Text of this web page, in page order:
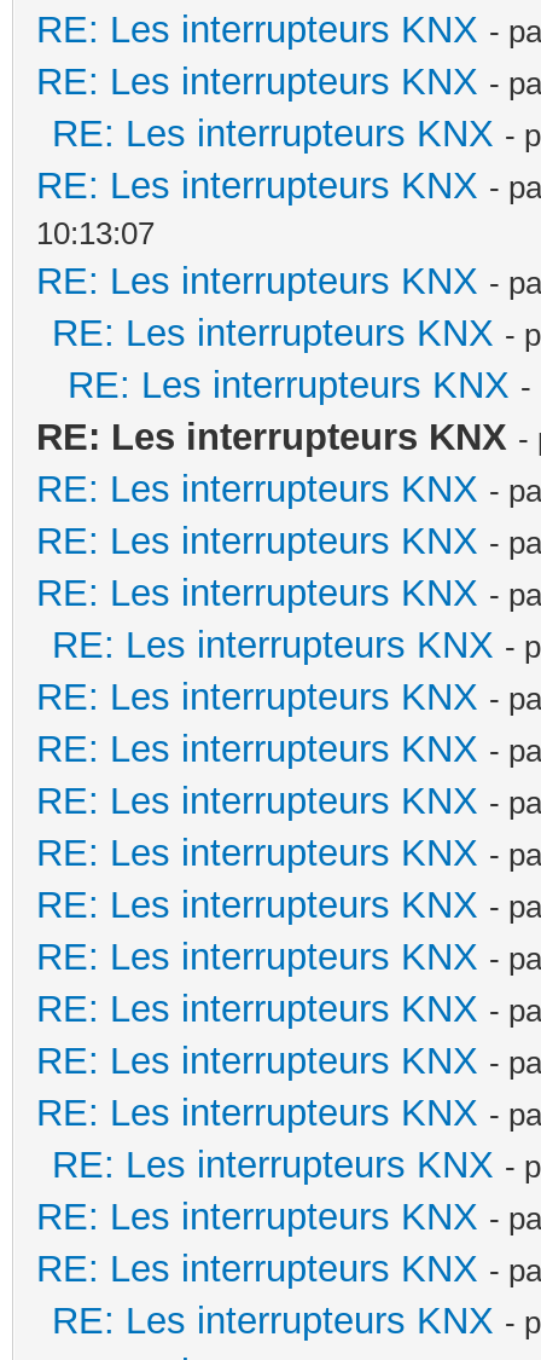
RE: Les interrupteurs KNX -
RE: Les interrupteurs KNX -
RE: Les interrupteurs KNX -
RE: Les interrupteurs KNX -
10:13:07
RE: Les interrupteurs KNX -
RE: Les interrupteurs KNX -
RE: Les interrupteurs KNX -
RE: Les interrupteurs KNX -
RE: Les interrupteurs KNX -
RE: Les interrupteurs KNX -
RE: Les interrupteurs KNX -
RE: Les interrupteurs KNX -
RE: Les interrupteurs KNX -
RE: Les interrupteurs KNX -
RE: Les interrupteurs KNX -
RE: Les interrupteurs KNX -
RE: Les interrupteurs KNX -
RE: Les interrupteurs KNX -
RE: Les interrupteurs KNX -
RE: Les interrupteurs KNX -
RE: Les interrupteurs KNX -
RE: Les interrupteurs KNX -
RE: Les interrupteurs KNX -
RE: Les interrupteurs KNX -
RE: Les interrupteurs KNX -